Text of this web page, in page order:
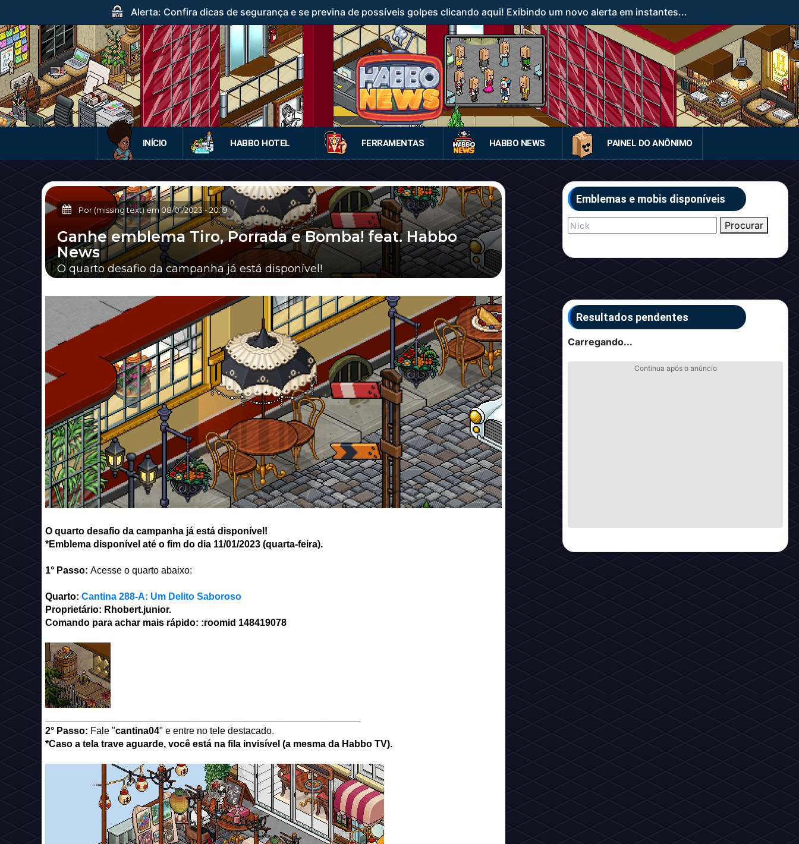
Alerta: Confira dicas de segurança e se previna de possíveis golpes clicando aqui! Exibindo um novo alerta em instantes...
INÍCIO HABBO HOTEL FERRAMENTAS HABBO NEWS PAINEL DO ANÔNIMO
Por (missing text) em 08/01/2023 -20:19
Ganhe emblema Tiro, Porrada e Bomba! feat. Habbo
News
O quarto desafio da campanha já está disponível!
O quarto desafio da campanha já está disponível!
*Emblema disponível até o fim do dia 11/01/2023 (quarta-feira).
1° Passo: Acesse o quarto abaixo:
Quarto: Cantina 288-A: Um Delito Saboroso
Proprietário: Rhobert.junior.
Comando para achar mais rápido: :roomid 148419078
2° Passo: Fale "cantina04" e entre no tele destacado.
*Caso a tela trave aguarde, você está na fila invisível (a mesma da Habbo TV).
Emblemas e mobis disponíveis
Procurar
Resultados pendentes
Carregando...